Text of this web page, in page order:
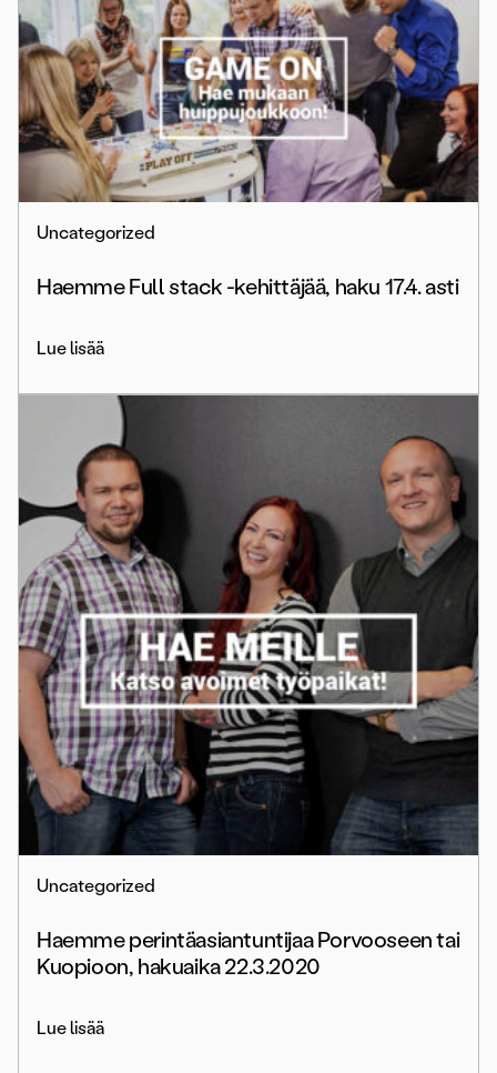
Uncategorized
Haemme Full stack -kehittäjää, haku 17.4. asti
Lue lisää
Uncategorized
Haemme perintäasiantuntijaa Porvooseen tai
Kuopioon, hakuaika 22.3.2020
Lue lisää